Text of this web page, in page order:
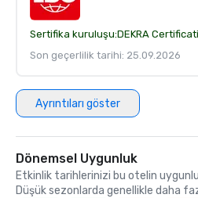
Sertifika kuruluşu:DEKRA
Son geçerlilik tarihi: 25.09.2026
Ayrıntıları göster
Dönemsel Uygunluk
Etkinlik tarihlerinizi bu otelin
Düşük sezonlarda genellikle daha